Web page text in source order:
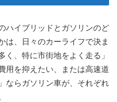
ハイブリッドとガソリンのど
は、日々のカーライフで決ま
く、特に市街地をよく走る」
用を抑えたい、または高速道
ならガソリン車が、それぞれ